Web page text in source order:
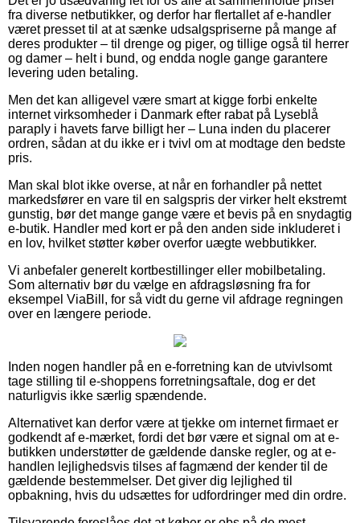
fra diverse netbutikker, og derfor har flertallet af e-handler
været presset til at at sænke udsalgspriserne på mange af
deres produkter – til drenge og piger, og tillige også til herrer
og damer – helt i bund, og endda nogle gange garantere
levering uden betaling.
Men det kan alligevel være smart at kigge forbi enkelte
internet virksomheder i Danmark efter rabat på Lyseblå
paraply i havets farve billigt her – Luna inden du placerer
ordren, sådan at du ikke er i tvivl om at modtage den bedste
pris.
Man skal blot ikke overse, at når en forhandler på nettet
markedsfører en vare til en salgspris der virker helt ekstremt
gunstig, bør det mange gange være et bevis på en snydagtig
e-butik. Handler med kort er på den anden side inkluderet i
en lov, hvilket støtter køber overfor uægte webbutikker.
Vi anbefaler generelt kortbestillinger eller mobilbetaling.
Som alternativ bør du vælge en afdragsløsning fra for
eksempel ViaBill, for så vidt du gerne vil afdrage regningen
over en længere periode.
Inden nogen handler på en e-forretning kan de utvivlsomt
tage stilling til e-shoppens forretningsaftale, dog er det
naturligvis ikke særlig spændende.
Alternativet kan derfor være at tjekke om internet firmaet er
godkendt af e-mærket, fordi det bør være et signal om at e-
butikken understøtter de gældende danske regler, og at e-
handlen lejlighedsvis tilses af fagmænd der kender til de
gældende bestemmelser. Det giver dig lejlighed til
opbakning, hvis du udsættes for udfordringer med din ordre.